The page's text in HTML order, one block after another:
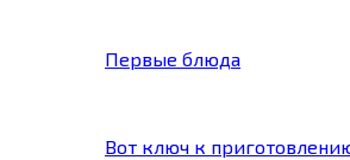
Первые блюда
Вот ключ к